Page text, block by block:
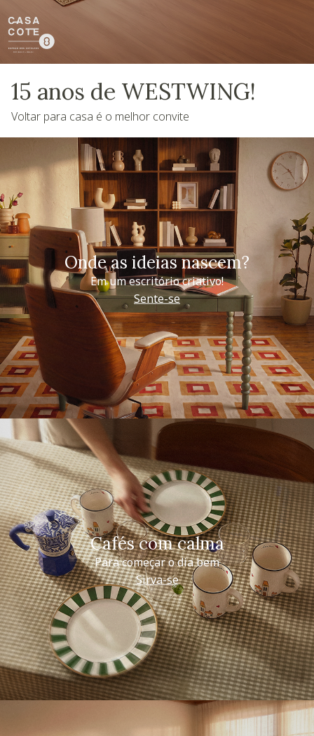
15 anos de WESTWING!
Voltar para casa é o melhor convite
Onde as ideias nascem?
Em um escritório criativo!
Sente-se
Cafés com calma
Para começar o dia bem
Sirva-se